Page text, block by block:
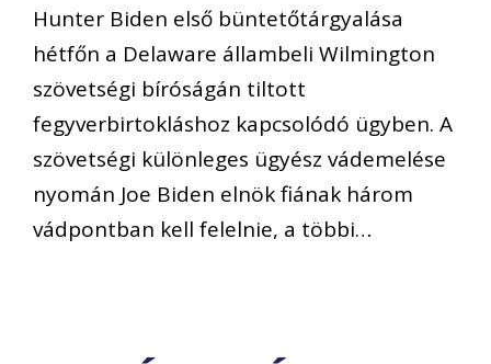
Hunter Biden első büntetőtárgyalása
hétfőn a Delaware állambeli Wilmington
szövetségi bíróságán tiltott
fegyverbirtokláshoz kapcsolódó ügyben. A
szövetségi különleges ügyész vádemelése
nyomán Joe Biden elnök fiának három
vádpontban kell felelnie, a többi…